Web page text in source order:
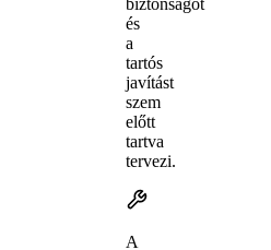
biztonságot
és
a
tartós
javítást
szem
előtt
tartva
tervezi.
A